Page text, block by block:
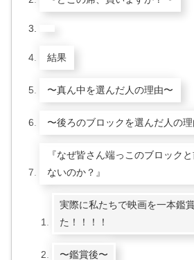
結果
〜真ん中を選んだ人の理由〜
〜後ろのブロックを選んだ人の
『なぜ皆さん端っこのブロック
ないのか？』
実際に私たちで映画を一本鑑
た！！！！
〜鑑賞後〜